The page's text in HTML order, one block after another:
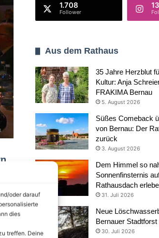
oder darauf
dies
treffen. Deine
1.708
Follower
Aus dem Rathaus
35 Jahre Herzblut
Kultur: Anja
FRAKIMA Bernau
5. August 2026
Süßes Comeback
von Bernau: Der
zurück
3. August 2026
Dem Himmel so
Sonnenfinsternis
Rathausdach
31. Juli 2026
Neue
Bernauer Stadtforst
30. Juli 2026